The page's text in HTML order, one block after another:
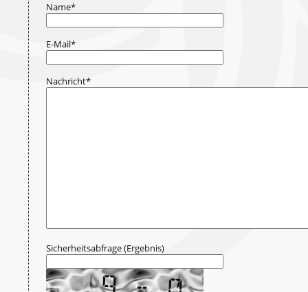
Name*
E-Mail*
Nachricht*
Sicherheitsabfrage (Ergebnis)